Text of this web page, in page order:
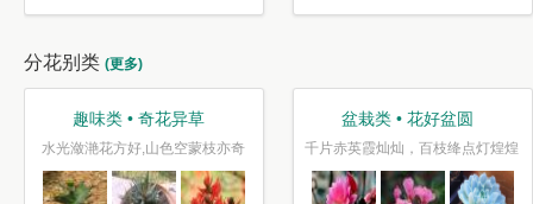
分花别类 (更多)
趣味类 • 奇花异草
水光潋滟花方好,山色空蒙枝亦奇
盆栽类 • 花好盆圆
千片赤英霞灿灿，百枝绛点灯煌煌